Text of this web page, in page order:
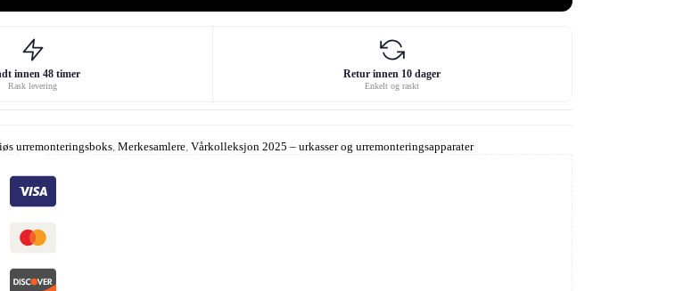
innen 48 timer
Rask levering
Retur innen 10 dager
Enkelt og raskt
urremonteringsboks Merkesamlere Vårkolleksjon 2025 – urkasser og urremonteringsapparater